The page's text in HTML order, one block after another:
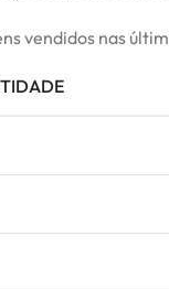
vendidos nas